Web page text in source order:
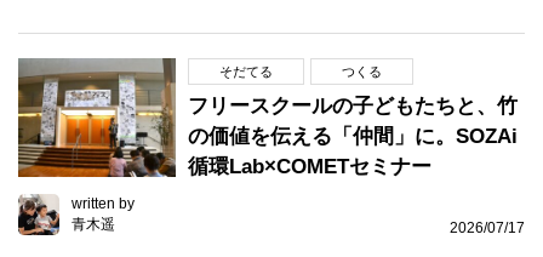
そだてる つくる
フリースクールの子どもたちと、竹
の価値を伝える「仲間」に。SOZAi
循環Lab×COMETセミナー
written by
青木遥
2026/07/17